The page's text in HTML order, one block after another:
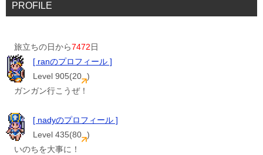
PROFILE
旅立ちの日から7472日
[ ranのプロフィール ]
Level 905(20 )
ガンガン行こうぜ！
[ nadyのプロフィール ]
Level 435(80 )
いのちを大事に！